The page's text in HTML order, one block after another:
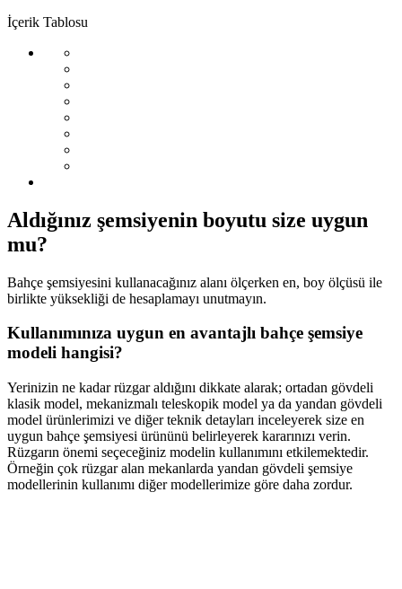
İçerik Tablosu
Aldığınız şemsiyenin boyutu size uygun
mu?
Bahçe şemsiyesini kullanacağınız alanı ölçerken en, boy ölçüsü ile
birlikte yüksekliği de hesaplamayı unutmayın.
Kullanımınıza uygun en avantajlı bahçe şemsiye
modeli hangisi?
Yerinizin ne kadar rüzgar aldığını dikkate alarak; ortadan gövdeli
klasik model, mekanizmalı teleskopik model ya da yandan gövdeli
model ürünlerimizi ve diğer teknik detayları inceleyerek size en
uygun bahçe şemsiyesi ürününü belirleyerek kararınızı verin.
Rüzgarın önemi seçeceğiniz modelin kullanımını etkilemektedir.
Örneğin çok rüzgar alan mekanlarda yandan gövdeli şemsiye
modellerinin kullanımı diğer modellerimize göre daha zordur.